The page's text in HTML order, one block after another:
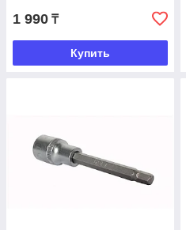
1 990 ₸
Купить